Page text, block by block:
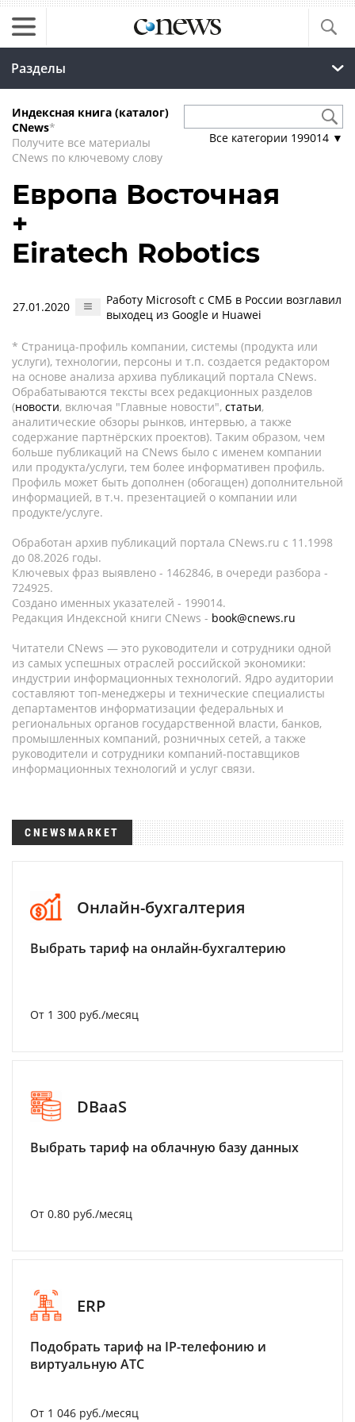
Разделы
Индексная книга (каталог)
CNews*
Получите все материалы
CNews по ключевому слову
Все категории 199014 ▼
Европа Восточная
+
Eiratech Robotics
27.01.2020
Работу Microsoft с СМБ в России возглавил
выходец из Google и Huawei
* Страница-профиль компании, системы (продукта или
услуги), технологии, персоны и т.п. создается редактором
на основе анализа архива публикаций портала CNews.
Обрабатываются тексты всех редакционных разделов
(новости, включая "Главные новости", статьи,
аналитические обзоры рынков, интервью, а также
содержание партнёрских проектов). Таким образом, чем
больше публикаций на CNews было с именем компании
или продукта/услуги, тем более информативен профиль.
Профиль может быть дополнен (обогащен) дополнительной
информацией, в т.ч. презентацией о компании или
продукте/услуге.
Обработан архив публикаций портала CNews.ru c 11.1998
до 08.2026 годы.
Ключевых фраз выявлено - 1462846, в очереди разбора -
724925.
Создано именных указателей - 199014.
Редакция Индексной книги CNews - book@cnews.ru
Читатели CNews — это руководители и сотрудники одной
из самых успешных отраслей российской экономики:
индустрии информационных технологий. Ядро аудитории
составляют топ-менеджеры и технические специалисты
департаментов информатизации федеральных и
региональных органов государственной власти, банков,
промышленных компаний, розничных сетей, а также
руководители и сотрудники компаний-поставщиков
информационных технологий и услуг связи.
CNEWSMARKET
Онлайн-бухгалтерия
Выбрать тариф на онлайн-бухгалтерию
От 1 300 руб./месяц
DBaaS
Выбрать тариф на облачную базу данных
От 0.80 руб./месяц
ERP
Подобрать тариф на IP-телефонию и
виртуальную АТС
От 1 046 руб./месяц